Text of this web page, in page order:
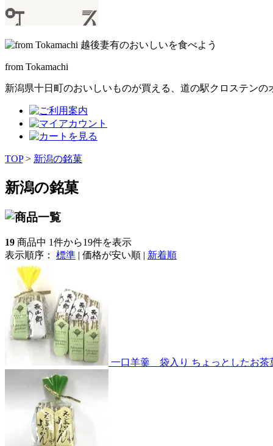
from Tokamachi
新潟県十日町のおいしいものが買える、 道の駅クロステンの
TOP> 新潟の銘菓
新潟の銘菓
19 商品中 1件から19件を表示
表示順序： 標準 | 価格が安い順 | 新着順
一口羊羹 袋入り ちょっとしたお茶